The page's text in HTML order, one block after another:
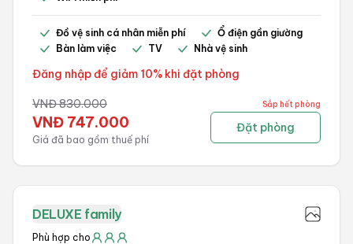
Đồ vệ sinh cá nhân miễn phí
Ổ điện gần giường
Bàn làm việc
TV Nhà vệ sinh
Đăng nhập để giảm 10% khi đặt phòng
VNĐ830.000
VNĐ 747.000
Giá đã bao gồm thuế phí
Sắp hết phòng
Đặt phòng
DELUXE family
Phù hợp cho